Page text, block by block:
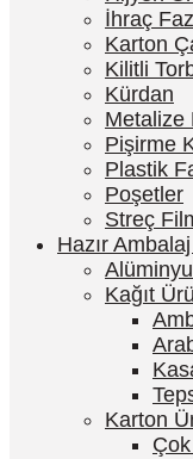
İhraç
Karton
Kilitli
Kürdan
Metalize
Pişirme
Plastik
Poşetler
Streç
Hazır
Kağıt
Karton